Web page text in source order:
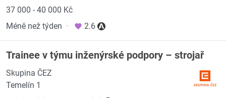
37 000 - 40 000 Kč
Méně než týden · 2.6
Trainee v týmu inženýrské podpory – strojař
Skupina ČEZ
Temelín 1